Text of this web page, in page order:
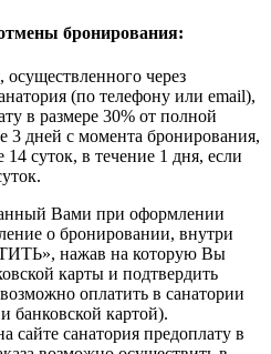
бронирования:
через
(по телефону или email),
в размере 30% от полной
3 дней с момента бронирования,
14 суток, в течение 1 дня, если
Вами при оформлении
о бронировании, внутри
нажав на которую Вы
карты и подтвердить
оплатить в санатории
банковской картой).
санатория предоплату в